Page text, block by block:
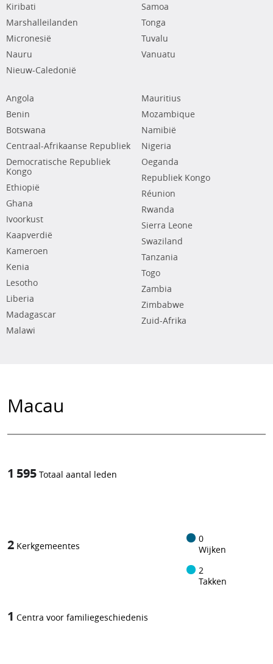
Kiribati
Marshalleilanden
Micronesië
Nauru
Nieuw-Caledonië
Samoa
Tonga
Tuvalu
Vanuatu
Angola
Benin
Botswana
Centraal-Afrikaanse Republiek
Democratische Republiek
Kongo
Ethiopië
Ghana
Ivoorkust
Kaapverdië
Kameroen
Kenia
Lesotho
Liberia
Madagascar
Malawi
Mauritius
Mozambique
Namibië
Nigeria
Oeganda
Republiek Kongo
Réunion
Rwanda
Sierra Leone
Swaziland
Tanzania
Togo
Zambia
Zimbabwe
Zuid-Afrika
Macau
1 595 Totaal aantal leden
2 Kerkgemeentes
0
Wijken
2
Takken
1 Centra voor familiegeschiedenis